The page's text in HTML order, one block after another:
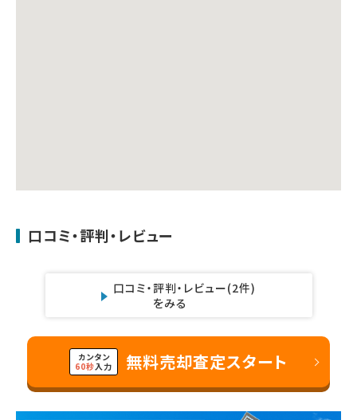
口コミ・評判・レビュー
口コミ・評判・レビュー
をみる
(2件)
カンタン
60秒入力 無料売却査定スタート